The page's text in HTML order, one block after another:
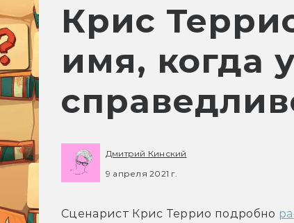
Крис
имя, когда
Дмитрий Кинский
9 апреля 2021 г.
Сценарист Крис Террио подробно